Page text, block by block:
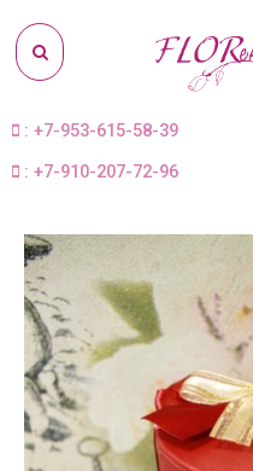
: +7-953-615-58-39
: +7-910-207-72-96